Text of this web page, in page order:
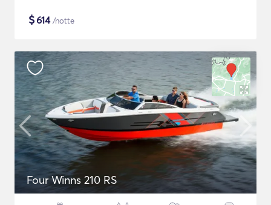
$614/notte
Four Winns 210 RS